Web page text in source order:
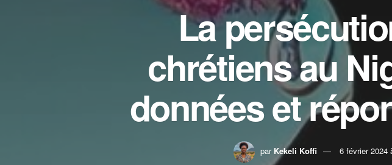
La
chrétiens au
données et
par Kekeli Koffi 6 février 2024